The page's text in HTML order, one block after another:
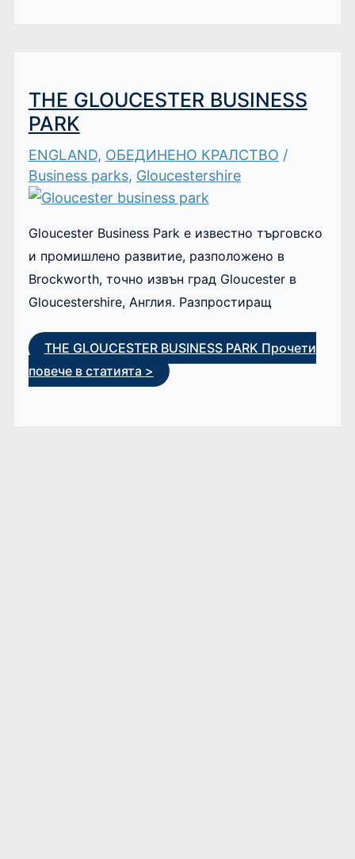
THE GLOUCESTER BUSINESS
PARK
ENGLAND, ОБЕДИНЕНО КРАЛСТВО /
Business parks, Gloucestershire
Gloucester Business Park е известно търговско
и промишлено развитие, разположено в
Brockworth, точно извън град Gloucester в
Gloucestershire, Англия. Разпростиращ
THE GLOUCESTER BUSINESS PARK Прочети
повече в статията >